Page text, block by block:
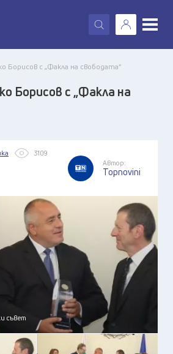
X
Борисов с „Факла на свободата“
Борисов с „Факла на
3109
Автор:
Topnovini
съвет